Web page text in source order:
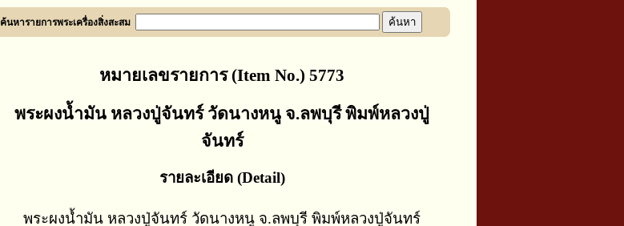
ค้นหารายการพระเครื่องสิ่งสะสม
หมายเลขรายการ (Item No.) 5773
พระผงน้ำมัน หลวงปู่จันทร์ วัดนางหนู จ.ลพบุรี พิมพ์หลวงปู่
จันทร์
รายละเอียด (Detail)
พระผงน้ำมัน หลวงปู่จันทร์ วัดนางหนู จ.ลพบุรี พิมพ์หลวงปู่จันทร์